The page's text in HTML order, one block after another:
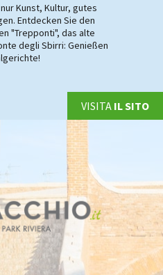
Kunst, Kultur, gutes
Entdecken Sie den
"Trepponti", das alte
degli Sbirri: Genießen
VISITA IL SITO